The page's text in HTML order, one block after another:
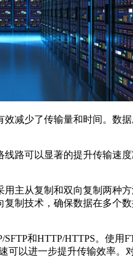
少了传输量和时间。数
可以显著的提升传输速
从复制和双向复制两种
制技术，确保数据在多个
和HTTP/HTTPS。使用
以进一步提升传输效率。